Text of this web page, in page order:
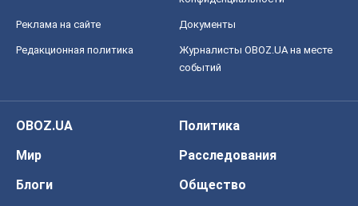
Реклама на сайте Документы
Редакционная политика
Журналисты OBOZ.UA на месте
событий
OBOZ.UA
Политика
Мир
Расследования
Блоги
Общество